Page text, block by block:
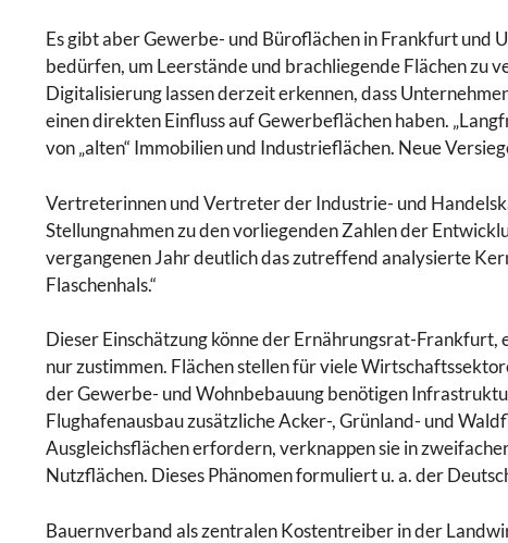
Es gibt aber Gewerbe- und Büroflächen in Frankfurt und
bedürfen, um Leerstände und brachliegende Flächen zu
Digitalisierung lassen derzeit erkennen, dass
einen direkten Einfluss auf Gewerbeflächen haben.
von „alten“ Immobilien und Industrieflächen. Neue
Vertreterinnen und Vertreter der Industrie- und
Stellungnahmen zu den vorliegenden Zahlen der
vergangenen Jahr deutlich das zutreffend analysierte
Flaschenhals.“
Dieser Einschätzung könne der Ernährungsrat-
nur zustimmen. Flächen stellen für viele
der Gewerbe- und Wohnbebauung benötigen
Flughafenausbau zusätzliche Acker-, Grünland- und
Ausgleichsflächen erfordern, verknappen sie in
Nutzflächen. Dieses Phänomen formuliert u. a. der
Bauernverband als zentralen Kostentreiber in der